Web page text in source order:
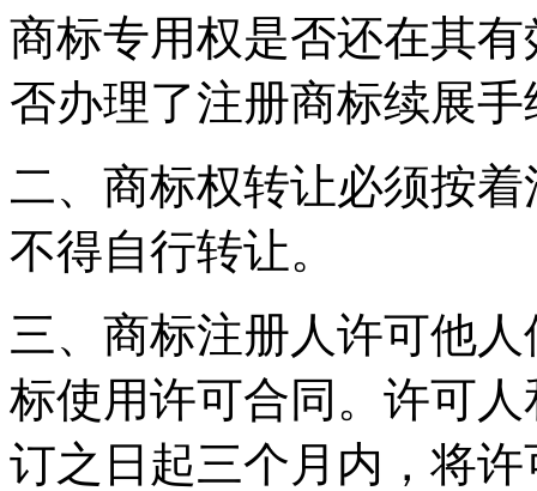
商标专用权是否还在其
否办理了注册商标续展手
二、商标权转让必须按
不得自行转让。
三、商标注册人许可他
标使用许可合同。许可
订之日起三个月内，将